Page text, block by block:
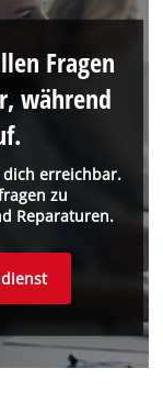
erreichbar.
zu
Reparaturen.
Fragen
während